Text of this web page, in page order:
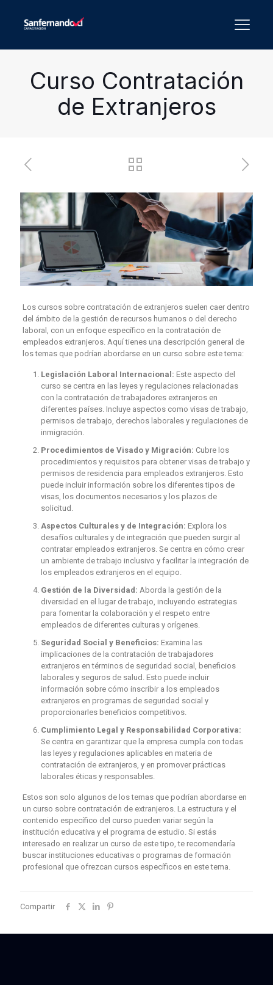
Curso Contratación
de Extranjeros
Los cursos sobre contratación de extranjeros suelen caer dentro
del ámbito de la gestión de recursos humanos o del derecho
laboral, con un enfoque específico en la contratación de
empleados extranjeros. Aquí tienes una descripción general de
los temas que podrían abordarse en un curso sobre este tema:
Legislación Laboral Internacional: Este aspecto del
curso se centra en las leyes y regulaciones relacionadas
con la contratación de trabajadores extranjeros en
diferentes países. Incluye aspectos como visas de trabajo,
permisos de trabajo, derechos laborales y regulaciones de
inmigración.
Procedimientos de Visado y Migración: Cubre los
procedimientos y requisitos para obtener visas de trabajo y
permisos de residencia para empleados extranjeros. Esto
puede incluir información sobre los diferentes tipos de
visas, los documentos necesarios y los plazos de
solicitud.
Aspectos Culturales y de Integración: Explora los
desafíos culturales y de integración que pueden surgir al
contratar empleados extranjeros. Se centra en cómo crear
un ambiente de trabajo inclusivo y facilitar la integración de
los empleados extranjeros en el equipo.
Gestión de la Diversidad: Aborda la gestión de la
diversidad en el lugar de trabajo, incluyendo estrategias
para fomentar la colaboración y el respeto entre
empleados de diferentes culturas y orígenes.
Seguridad Social y Beneficios: Examina las
implicaciones de la contratación de trabajadores
extranjeros en términos de seguridad social, beneficios
laborales y seguros de salud. Esto puede incluir
información sobre cómo inscribir a los empleados
extranjeros en programas de seguridad social y
proporcionarles beneficios competitivos.
Cumplimiento Legal y Responsabilidad Corporativa:
Se centra en garantizar que la empresa cumpla con todas
las leyes y regulaciones aplicables en materia de
contratación de extranjeros, y en promover prácticas
laborales éticas y responsables.
Estos son solo algunos de los temas que podrían abordarse en
un curso sobre contratación de extranjeros. La estructura y el
contenido específico del curso pueden variar según la
institución educativa y el programa de estudio. Si estás
interesado en realizar un curso de este tipo, te recomendaría
buscar instituciones educativas o programas de formación
profesional que ofrezcan cursos específicos en este tema.
Compartir